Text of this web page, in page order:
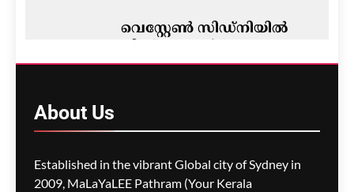
വെസ്റ്റേൺ സിഡ്‌നിയില്‍
രാജ്യങ്ങളിലേക്ക് നേരിട്ടുള്ള
ഗീത ദാസ്‌ 6 hours ago 0
About Us
Established in the vibrant Global city of Sydney in
2009, MaLaYaLEE Pathram (Your Kerala